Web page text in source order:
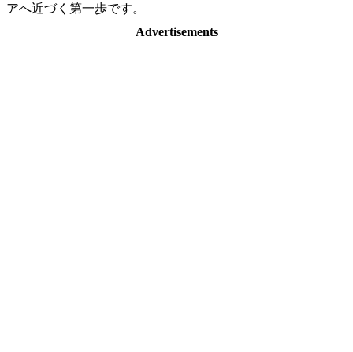
アへ近づく第一歩です。
Advertisements